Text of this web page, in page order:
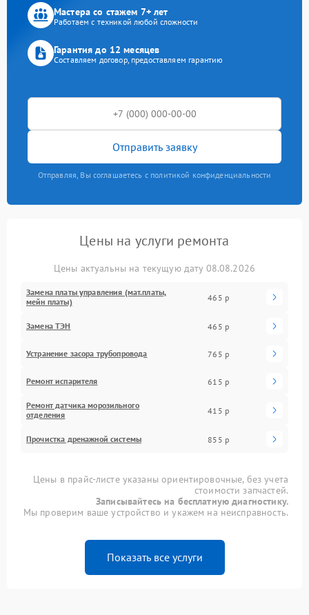
Мастера со стажем 7+ лет
Работаем с техникой любой сложности
Гарантия до 12 месяцев
Составляем договор, предоставляем гарантию
Отправить заявку
Отправляя, Вы соглашаетесь с политикой конфиденциальности
Цены на услуги ремонта
Цены актуальны на текущую дату 08.08.2026
Замена платы управления (мат.платы,
мейн платы)
465 р
Замена ТЭН 465 р
Устранение засора трубопровода 765 р
Ремонт испарителя 615 р
Ремонт датчика морозильного
отделения
415 р
Прочистка дренажной системы 855 р
Цены в прайс-листе указаны ориентировочные, без учета
стоимости запчастей.
Записывайтесь на бесплатную диагностику.
Мы проверим ваше устройство и укажем на неисправность.
Показать все услуги